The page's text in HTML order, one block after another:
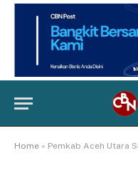
Home » Pemkab Aceh Utara Siapkan Tenda